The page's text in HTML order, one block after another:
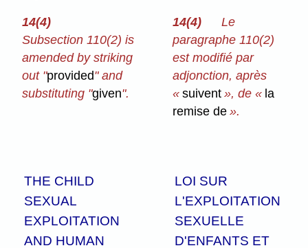
14(4)
Subsection 110(2) is
amended by striking
out "provided" and
substituting "given".
14(4)
Le
paragraphe 110(2)
est modifié par
adjonction, après
«suivent », de « la
remise de».
THE CHILD
SEXUAL
EXPLOITATION
AND HUMAN
LOI SUR
L'EXPLOITATION
SEXUELLE
D'ENFANTS ET